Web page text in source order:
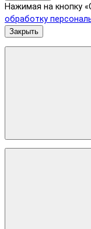
Нажимая на кнопку
обработку
Закрыть